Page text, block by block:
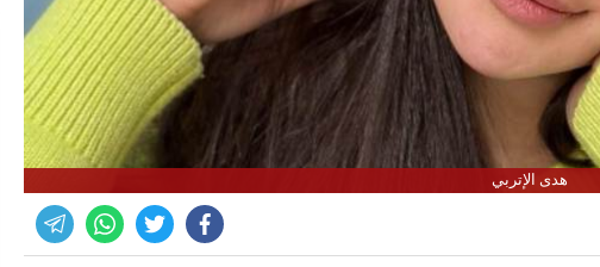
هدى الإتربي